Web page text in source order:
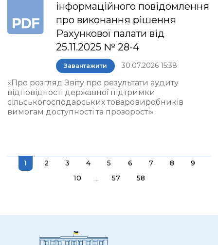
інформаційного повідомлення
про виконання рішення
Рахункової палати від
25.11.2025 № 28-4
Завантажити 30.07.2026 15:38
«Про розгляд Звіту про результати аудиту
відповідності державної підтримки
сільськогосподарських товаровиробників
вимогам доступності та прозорості»
1 2 3 4 5 6 7 8
9
10
... 57 58